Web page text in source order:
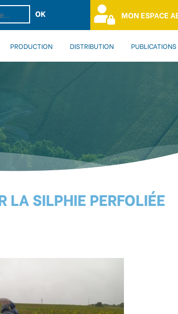
OK MON ESPACE
PRODUCTION DISTRIBUTION PUBLICATIONS
LA SILPHIE PERFOLIÉE